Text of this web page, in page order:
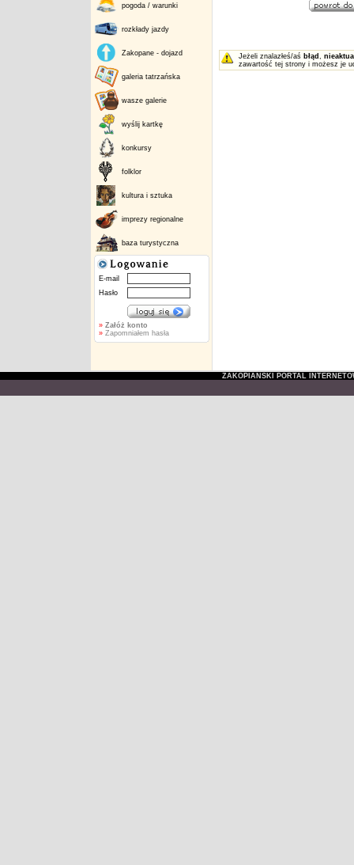
pogoda / warunki
rozkłady jazdy
Zakopane - dojazd
galeria tatrzańska
wasze galerie
wyślij kartkę
konkursy
folklor
kultura i sztuka
imprezy regionalne
baza turystyczna
E-mail
Hasło
» Załóż konto
»Zapomniałem hasła
Jeżeli znalazłeś/aś błąd ,
zawartość tej strony i możesz je
ZAKOPIAŃSKI PORTAL